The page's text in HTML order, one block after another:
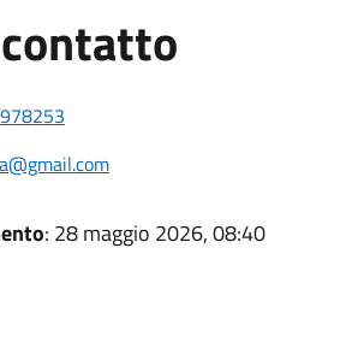
: 28 maggio 2026, 08:40